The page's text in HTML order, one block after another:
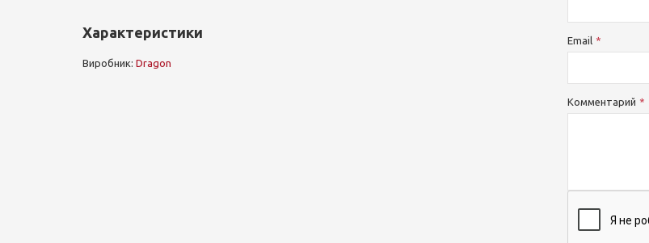
Характеристики
Виробник: Dragon
Email
Комментарий